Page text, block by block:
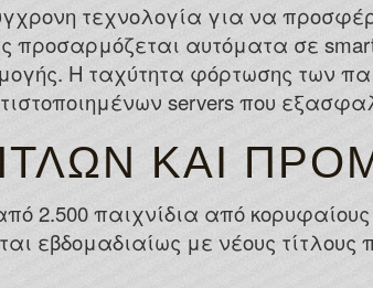
τεχνολογία για να
προσαρμόζεται αυτόματα σε
Η ταχύτητα φόρτωσης των
servers που
ΚΑΙ
2.500 παιχνίδια από
εβδομαδιαίως με νέους